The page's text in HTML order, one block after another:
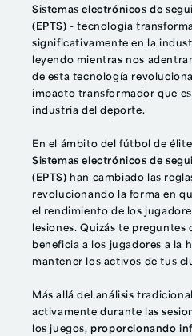
Sistemas electrónicos de
(EPTS)- tecnología
significativamente en la
leyendo mientras nos
de esta tecnología
impacto transformador que
industria del deporte.
En el ámbito del fútbol de
Sistemas electrónicos de
(EPTS) han cambiado las
revolucionando la forma en
el rendimiento de los
lesiones. Quizás te preguntes
beneficia a los jugadores a la
mantener los activos de tus
Más allá del análisis
activamente durante las
los juegos, proporcionando